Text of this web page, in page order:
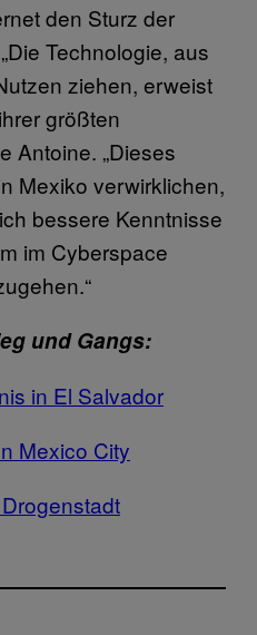
den Sturz der
Technologie, aus
ziehen, erweist
größten
Antoine. „Dieses
Mexiko verwirklichen,
bessere Kenntnisse
im Cyberspace
und Gangs:
in El Salvador
Mexico City